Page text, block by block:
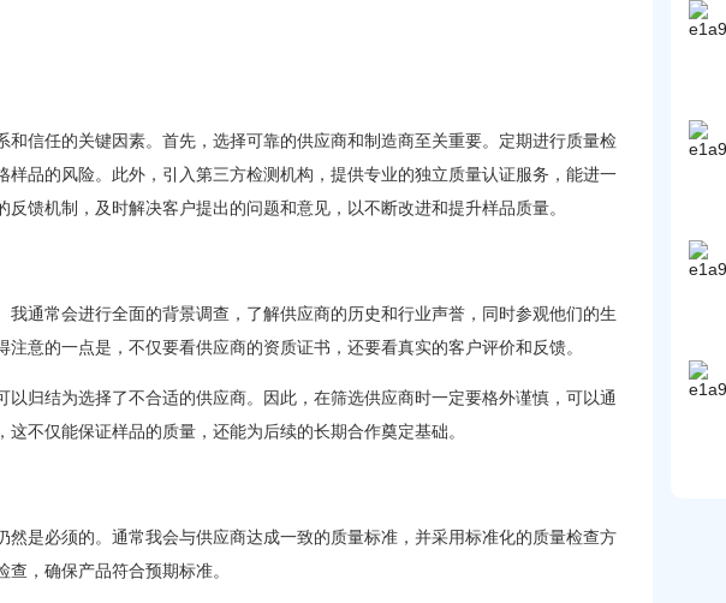
信任的关键因素。首先，选择可靠的供应商和制造商至关重要。定期进行质量检
品的风险。此外，引入第三方检测机构，提供专业的独立质量认证服务，能进一
馈机制，及时解决客户提出的问题和意见，以不断改进和提升样品质量。
通常会进行全面的背景调查，了解供应商的历史和行业声誉，同时参观他们的生
意的一点是，不仅要看供应商的资质证书，还要看真实的客户评价和反馈。
归结为选择了不合适的供应商。因此，在筛选供应商时一定要格外谨慎，可以通
不仅能保证样品的质量，还能为后续的长期合作奠定基础。
是必须的。通常我会与供应商达成一致的质量标准，并采用标准化的质量检查方
，确保产品符合预期标准。